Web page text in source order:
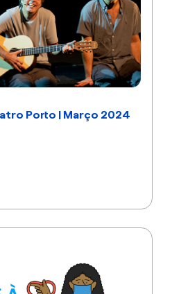
Porto | Março 2024